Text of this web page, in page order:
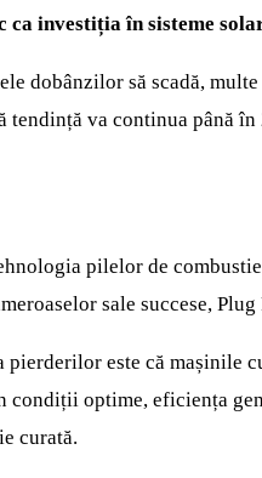
investiția în sisteme
dobânzilor să scadă,
tendință va continua până
pilelor de
sale succese,
este că mașinile
optime, eficiența
curată.